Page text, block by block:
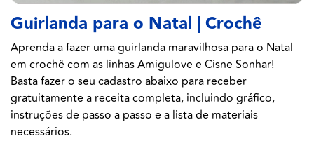
Guirlanda para o Natal | Crochê
Aprenda a fazer uma guirlanda maravilhosa para o Natal
em crochê com as linhas Amigulove e Cisne Sonhar!
Basta fazer o seu cadastro abaixo para receber
gratuitamente a receita completa, incluindo gráfico,
instruções de passo a passo e a lista de materiais
necessários.